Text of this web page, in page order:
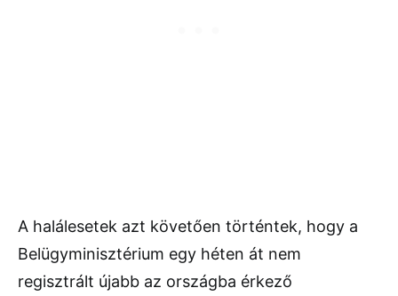
A halálesetek azt követően történtek, hogy a
Belügyminisztérium egy héten át nem
regisztrált újabb az országba érkező